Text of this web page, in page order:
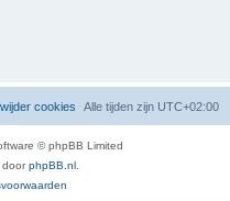
Alle tijden zijn UTC+02:00
cookies
© phpBB Limited
doorphpBB.nl